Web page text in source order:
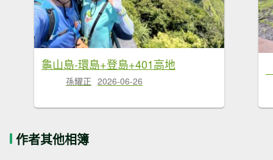
龜山島-環島+登島+401高地
孫耀正 2026-06-26
作者其他相簿